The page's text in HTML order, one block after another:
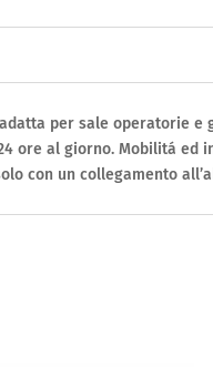
per sale operatorie e
ore al giorno. Mobilitá ed
con un collegamento